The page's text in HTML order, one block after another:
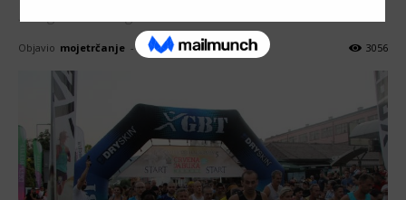
Objavio mojetrčanje - 01/06/2023 3056